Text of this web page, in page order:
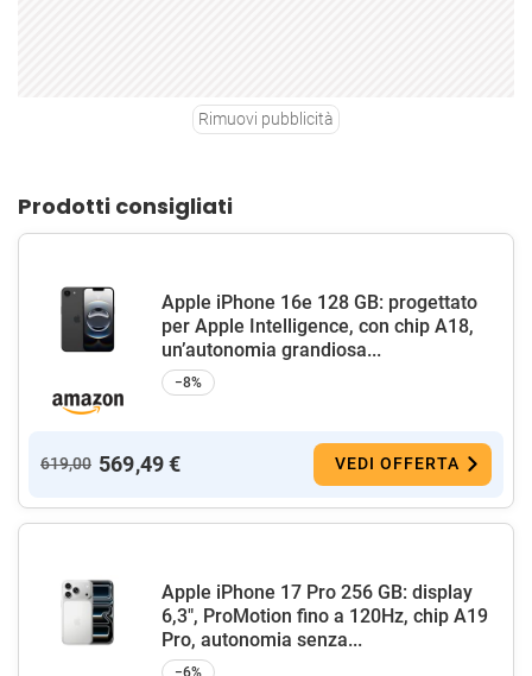
Rimuovi pubblicità
Prodotti consigliati
Apple iPhone 16e 128 GB: progettato
per Apple Intelligence, con chip A18,
un’autonomia grandiosa...
−8%
619,00 569,49 € VEDI OFFERTA
Apple iPhone 17 Pro 256 GB: display
6,3", ProMotion fino a 120Hz, chip A19
Pro, autonomia senza...
−6%